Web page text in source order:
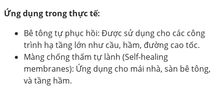
Ứng dụng trong thực tế:
Bê tông tự phục hồi: Được sử dụng cho các công
trình hạ tầng lớn như cầu, hầm, đường cao tốc.
Màng chống thấm tự lành (Self-healing
membranes): Ứng dụng cho mái nhà, sàn bê tông,
và tầng hầm.